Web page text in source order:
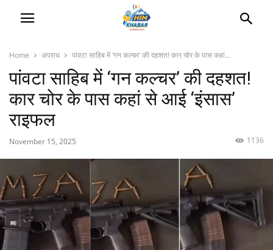
Home अपराध पांवटा साहिब में ‘गन कल्चर’ की दहशत! कार चोर के पास कहां...
पांवटा साहिब में ‘गन कल्चर’ की दहशत!
कार चोर के पास कहां से आई ‘इंसास’
राइफल
November 15, 2025 1136